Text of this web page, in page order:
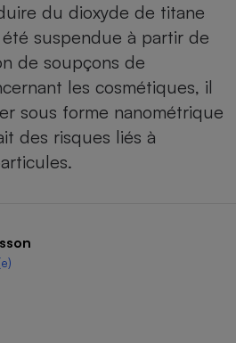
du dioxyde de titane
été suspendue à partir de
de soupçons de
les cosmétiques, il
sous forme nanométrique
des risques liés à
Climatiseur -
Ventilateur
Antivirus